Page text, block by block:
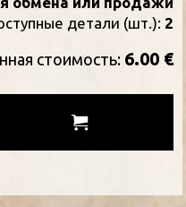
детали (шт.): 2
стоимость: 6.00 €